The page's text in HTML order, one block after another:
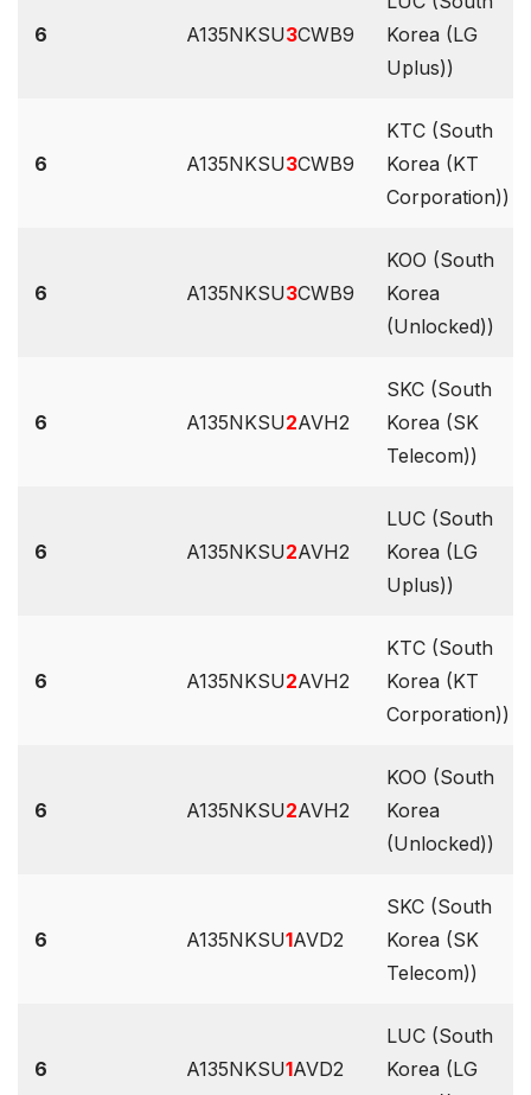
6 A135NKSU3CWB9
Korea (LG
Uplus))
6 A135NKSU3CWB9
KTC (South
Korea (KT
Corporation))
6 A135NKSU3CWB9
KOO (South
Korea
(Unlocked))
6 A135NKSU2AVH2
SKC (South
Korea (SK
Telecom))
6 A135NKSU2AVH2
LUC (South
Korea (LG
Uplus))
6 A135NKSU2AVH2
KTC (South
Korea (KT
Corporation))
6 A135NKSU2AVH2
KOO (South
Korea
(Unlocked))
6 A135NKSU1AVD2
SKC (South
Korea (SK
Telecom))
6 A135NKSU1AVD2
LUC (South
Korea (LG